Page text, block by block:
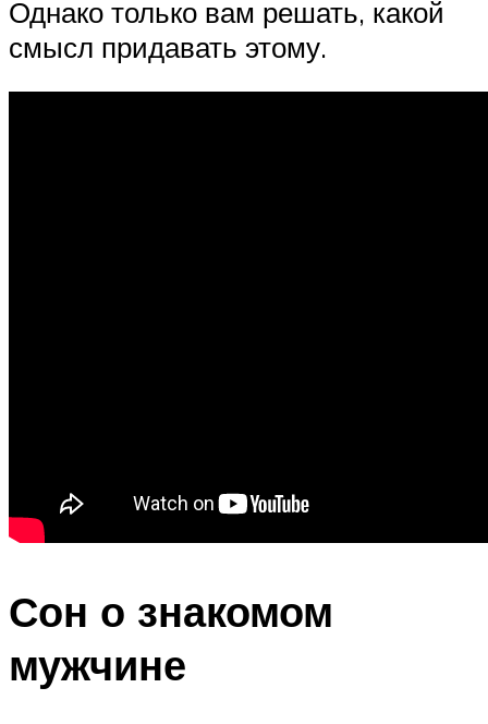
Однако только вам решать, какой
смысл придавать этому.
Сон о знакомом
мужчине